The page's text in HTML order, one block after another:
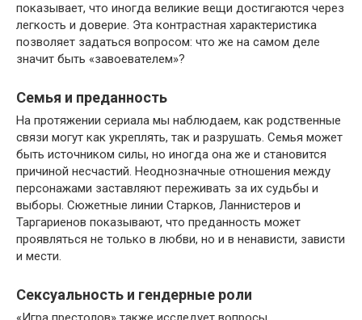
показывает, что иногда великие вещи достигаются через
легкость и доверие. Эта контрастная характеристика
позволяет задаться вопросом: что же на самом деле
значит быть «завоевателем»?
Семья и преданность
На протяжении сериала мы наблюдаем, как родственные
связи могут как укреплять, так и разрушать. Семья может
быть источником силы, но иногда она же и становится
причиной несчастий. Неоднозначные отношения между
персонажами заставляют переживать за их судьбы и
выборы. Сюжетные линии Старков, Ланнистеров и
Таргариенов показывают, что преданность может
проявляться не только в любви, но и в ненависти, зависти
и мести.
Сексуальность и гендерные роли